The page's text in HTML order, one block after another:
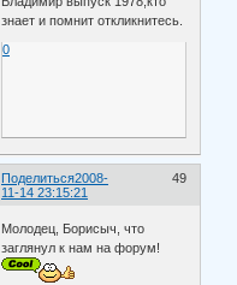
знает и помнит откликнитесь.
0
Поделиться 49
2008-
11-14 23:15:21
Молодец, Борисыч, что
заглянул к нам на форум!